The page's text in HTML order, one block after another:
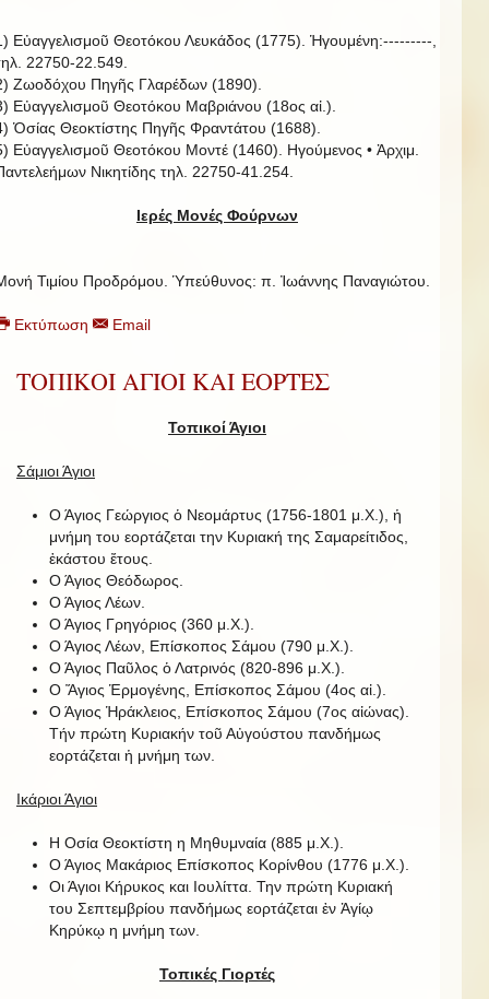
Εὐαγγελισμοῦ Θεοτόκου Λευκάδος (1775). Ἡγουμένη:---------,
22750-22.549.
Ζωοδόχου Πηγῆς Γλαρέδων (1890).
Εὐαγγελισμοῦ Θεοτόκου Μαβριάνου (18ος αἰ.).
Ὁσίας Θεοκτίστης Πηγῆς Φραντάτου (1688).
Εὐαγγελισμοῦ Θεοτόκου Μοντέ (1460). Ηγούμενος • Ἀρχιμ.
Νικητίδης τηλ. 22750-41.254.
Ιερές Μονές Φούρνων
Τιμίου Προδρόμου. Ὑπεύθυνος: π. Ἰωάννης Παναγιώτου.
Εκτύπωση Email
ΤΟΠΙΚΟΙ ΑΓΙΟΙ ΚΑΙ ΕΟΡΤΕΣ
Τοπικοί Άγιοι
Σάμιοι Άγιοι
Ο Άγιος Γεώργιος ὁ Νεομάρτυς (1756-1801 μ.Χ.), ἡ
μνήμη του εορτάζεται την Κυριακή της Σαμαρείτιδος,
ἑκάστου ἔτους.
Ο Άγιος Θεόδωρος.
Ο Άγιος Λέων.
Ο Άγιος Γρηγόριος (360 μ.Χ.).
Ο Άγιος Λέων, Επίσκοπος Σάμου (790 μ.Χ.).
Ο Άγιος Παῦλος ὁ Λατρινός (820-896 μ.Χ.).
Ο Ἅγιος Ἑρμογένης, Επίσκοπος Σάμου (4ος αἰ.).
Ο Άγιος Ἡράκλειος, Επίσκοπος Σάμου (7ος αἰώνας).
Τήν πρώτη Κυριακήν τοῦ Αὐγούστου πανδήμως
εορτάζεται ἡ μνήμη των.
Ικάριοι Άγιοι
Η Οσία Θεοκτίστη η Μηθυμναία (885 μ.Χ.).
Ο Άγιος Μακάριος Επίσκοπος Κορίνθου (1776 μ.Χ.).
Οι Άγιοι Κήρυκος και Ιουλίττα. Την πρώτη Κυριακή
του Σεπτεμβρίου πανδήμως εορτάζεται ἐν Ἁγίῳ
Κηρύκῳ η μνήμη των.
Τοπικές Γιορτές